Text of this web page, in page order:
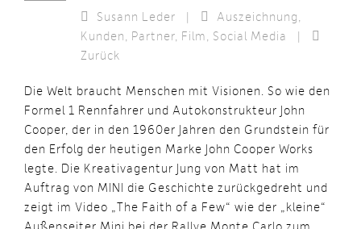
Susann Leder Auszeichnung
Kunden
Partner Film Social Media
Zurück
Die Welt braucht Menschen mit Visionen. So wie den
Formel 1 Rennfahrer und Autokonstrukteur John
Cooper, der in den 1960er Jahren den Grundstein für
den Erfolg der heutigen Marke John Cooper Works
legte. Die Kreativagentur Jung von Matt hat im
Auftrag von MINI die Geschichte zurückgedreht und
zeigt im Video „The Faith of a Few“ wie der „kleine“